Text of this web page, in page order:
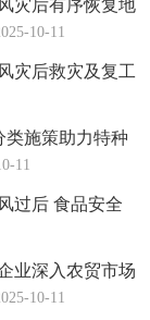
灾后有序恢复地
10-11
灾后救灾及复工
类施策助力特种
11
过后 食品安全
业深入农贸市场
10-11